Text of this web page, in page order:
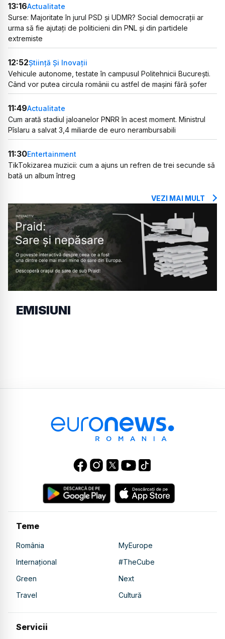
13:16Actualitate
Surse: Majoritate în jurul PSD și UDMR? Social democrații ar
urma să fie ajutați de politicieni din PNL și din partidele
extremiste
12:52Știință Și Inovații
Vehicule autonome, testate în campusul Politehnicii București.
Când vor putea circula românii cu astfel de mașini fără șofer
11:49Actualitate
Cum arată stadiul jaloanelor PNRR în acest moment. Ministrul
Pîslaru a salvat 3,4 miliarde de euro nerambursabili
11:30Entertainment
TikTokizarea muzicii: cum a ajuns un refren de trei secunde să
bată un album întreg
VEZI MAI MULT
EMISIUNI
Teme
România
MyEurope
Internațional
#TheCube
Green
Next
Travel
Cultură
Servicii